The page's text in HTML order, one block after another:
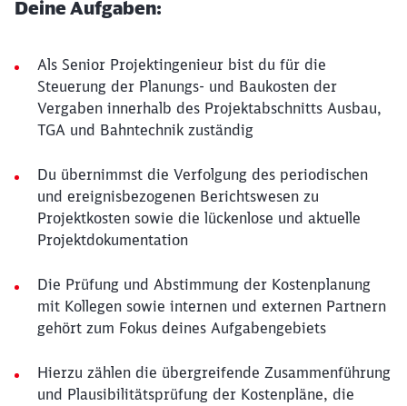
Deine Aufgaben:
Als Senior Projektingenieur bist du für die
Steuerung der Planungs- und Baukosten der
Vergaben innerhalb des Projektabschnitts Ausbau,
TGA und Bahntechnik zuständig
Du übernimmst die Verfolgung des periodischen
und ereignisbezogenen Berichtswesen zu
Projektkosten sowie die lückenlose und aktuelle
Projektdokumentation
Die Prüfung und Abstimmung der Kostenplanung
mit Kollegen sowie internen und externen Partnern
gehört zum Fokus deines Aufgabengebiets
Hierzu zählen die übergreifende Zusammenführung
und Plausibilitätsprüfung der Kostenpläne, die